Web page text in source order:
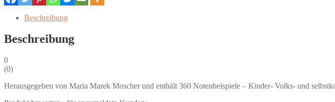
Beschreibung
Beschreibung
0
(0)
Herausgegeben von Maria Marek Moscher und enthält 360 Notenbeispiele – Kinder- Volks- und